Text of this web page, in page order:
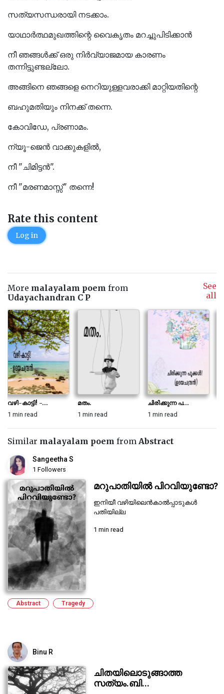
സത്യസന്ധരായി നടക്കാം.
യാഥാർത്ഥമുഖത്തിന്റെ വൈകൃതം മറച്ചുപിടിക്കാൻ
നീ ഞങ്ങൾക്ക് ഒരു നിർവ്യാജമായ കാരണം
തന്നിട്ടുണ്ടല്ലോ.
അങ്ങിനെ ഞങ്ങളെ നെറിയുള്ളവരാക്കി മാറ്റിയതിന്റെ
ബഹുമതിയും നിനക്ക് തന്നെ.
കോവിഡേ, പ്രണാമം.
ന്യൂ-ജെൻ വാക്കുകളിൽ,
നീ "ചിമിട്ടൻ".
നീ "മരണമാസ്സ്‌" തന്നെ!
Rate this content
Log in
More malayalam poem from
Udayachandran C P
See
all
വഴി-കാട്ടി! -...
1 min read
മതം.
1 min read
ചിരിക്കുന്ന പ...
1 min read
Similar malayalam poem from Abstract
Sangeetha S
1 Followers
മറുപാതിയിൽ പിറവിയുണ്ടോ?
ഇനിയീ വഴിയിലെൻകാൽപ്പാടുകൾ
പതിയില്ല
1 min read
Abstract Tragedy
Binu R
ചിതയിലൊടുങ്ങാത്ത
സത്യം.ബി...